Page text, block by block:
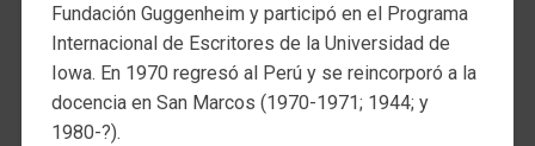
Fundación Guggenheim y participó en el Programa
Internacional de Escritores de la Universidad de
Iowa. En 1970 regresó al Perú y se reincorporó a la
docencia en San Marcos (1970-1971; 1944; y
1980-?).